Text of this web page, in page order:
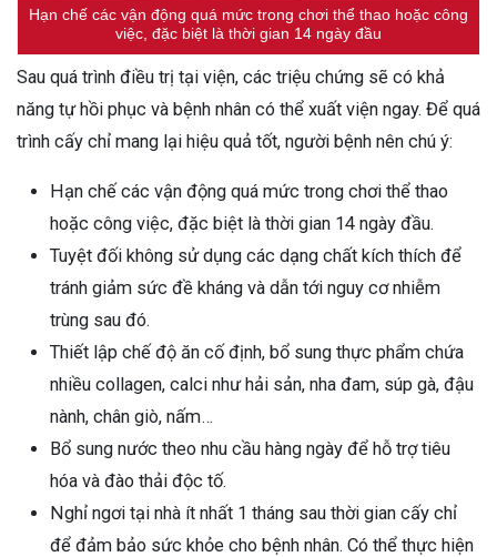
Hạn chế các vận động quá mức trong chơi thể thao hoặc công
việc, đặc biệt là thời gian 14 ngày đầu
Sau quá trình điều trị tại viện, các triệu chứng sẽ có khả
năng tự hồi phục và bệnh nhân có thể xuất viện ngay. Để quá
trình cấy chỉ mang lại hiệu quả tốt, người bệnh nên chú ý:
Hạn chế các vận động quá mức trong chơi thể thao
hoặc công việc, đặc biệt là thời gian 14 ngày đầu.
Tuyệt đối không sử dụng các dạng chất kích thích để
tránh giảm sức đề kháng và dẫn tới nguy cơ nhiễm
trùng sau đó.
Thiết lập chế độ ăn cố định, bổ sung thực phẩm chứa
nhiều collagen, calci như hải sản, nha đam, súp gà, đậu
nành, chân giò, nấm…
Bổ sung nước theo nhu cầu hàng ngày để hỗ trợ tiêu
hóa và đào thải độc tố.
Nghỉ ngơi tại nhà ít nhất 1 tháng sau thời gian cấy chỉ
để đảm bảo sức khỏe cho bệnh nhân. Có thể thực hiện